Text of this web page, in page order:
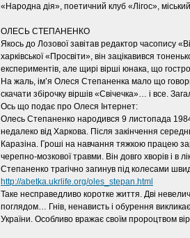
«Народна дія», поетичний клуб «Лігос»,
ОЛЕСЬ СТЕПАНЕНКО
Якось до Лозової завітав редактор часопису
харківської «Просвіти», він зацікавився
експериментів, але щирі вірші юнака, що
На жаль, ім’я Олеся Степаненка мало що
скачати збірочку віршів «Свічечка»… і все.
Ось що подає про Олеся Інтернет:
Олесь Степаненко народився 9 листопада 1984
недалеко від Харкова. Після закінчення
Каразіна. Гроші на навчання тяжкою працею
черепно-мозкової травми. Він довго хворів і в
Степаненко трагічно загинув під колесами
http://abetka.ukrlife.org/oles_stepan.html
Таке несправедливо коротке життя. Дві
поглядом… Гнів, ненависть і обурення
України. Особливо вражає своїм пророцтвом